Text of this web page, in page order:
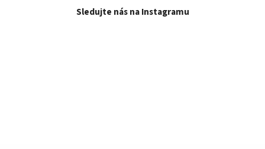
Sledujte nás na Instagramu